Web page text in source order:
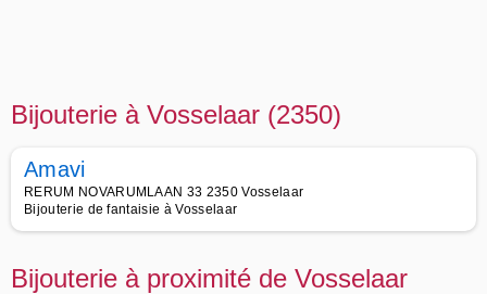
Bijouterie à Vosselaar (2350)
Amavi
RERUM NOVARUMLAAN 33 2350 Vosselaar
Bijouterie de fantaisie à Vosselaar
Bijouterie à proximité de Vosselaar